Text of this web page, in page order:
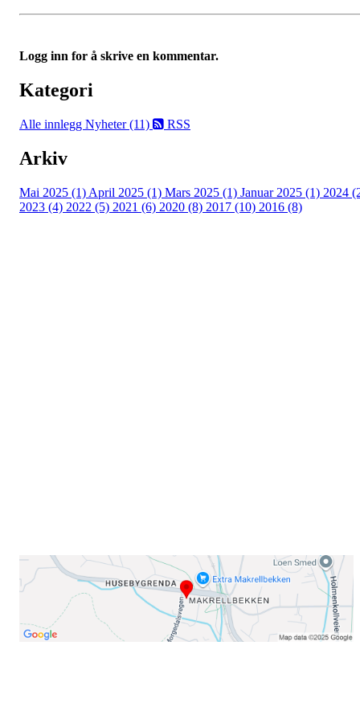
Logg inn for å skrive en kommentar.
Kategori
Alle innlegg Nyheter (11) RSS
Arkiv
Mai 2025 (1) April 2025 (1) Mars 2025 (1) Januar 2025 (1) 2024
2023 (4) 2022 (5) 2021 (6) 2020 (8) 2017 (10) 2016 (8)